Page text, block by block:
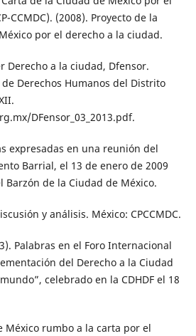
CCMDC). (2008). Proyecto de la
por el derecho a la ciudad.
Derecho a la ciudad, Dfensor.
Derechos Humanos del Distrito
DFensor_03_2013.pdf.
expresadas en una reunión del
Barrial, el 13 de enero de 2009
Barzón de la Ciudad de México.
y análisis. México: CPCCMDC.
Palabras en el Foro Internacional
del Derecho a la Ciudad
celebrado en la CDHDF el 18
México rumbo a la carta por el